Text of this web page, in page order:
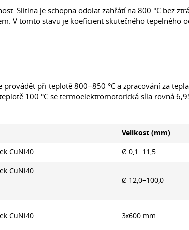
Slitina je schopna odolat zahřátí na 800 °C bez
V tomto stavu je koeficient skutečného tepelného
provádět při teplotě 800−850 °C a zpracování za
100 °C se termoelektromotorická síla rovná
Velikost (mm)
CuNi40 Ø 0,1−11,5
CuNi40
Ø 12,0−100,0
CuNi40 3x600 mm